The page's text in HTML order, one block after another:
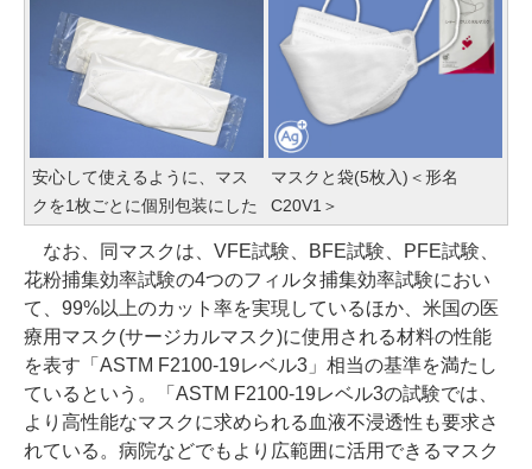
安心して使えるように、マス
クを1枚ごとに個別包装にした
マスクと袋(5枚入)＜形名
C20V1＞
なお、同マスクは、VFE試験、BFE試験、PFE試験、
花粉捕集効率試験の4つのフィルタ捕集効率試験におい
て、99%以上のカット率を実現しているほか、米国の医
療用マスク(サージカルマスク)に使用される材料の性能
を表す「ASTM F2100-19レベル3」相当の基準を満たし
ているという。「ASTM F2100-19レベル3の試験では、
より高性能なマスクに求められる血液不浸透性も要求さ
れている。病院などでもより広範囲に活用できるマスク